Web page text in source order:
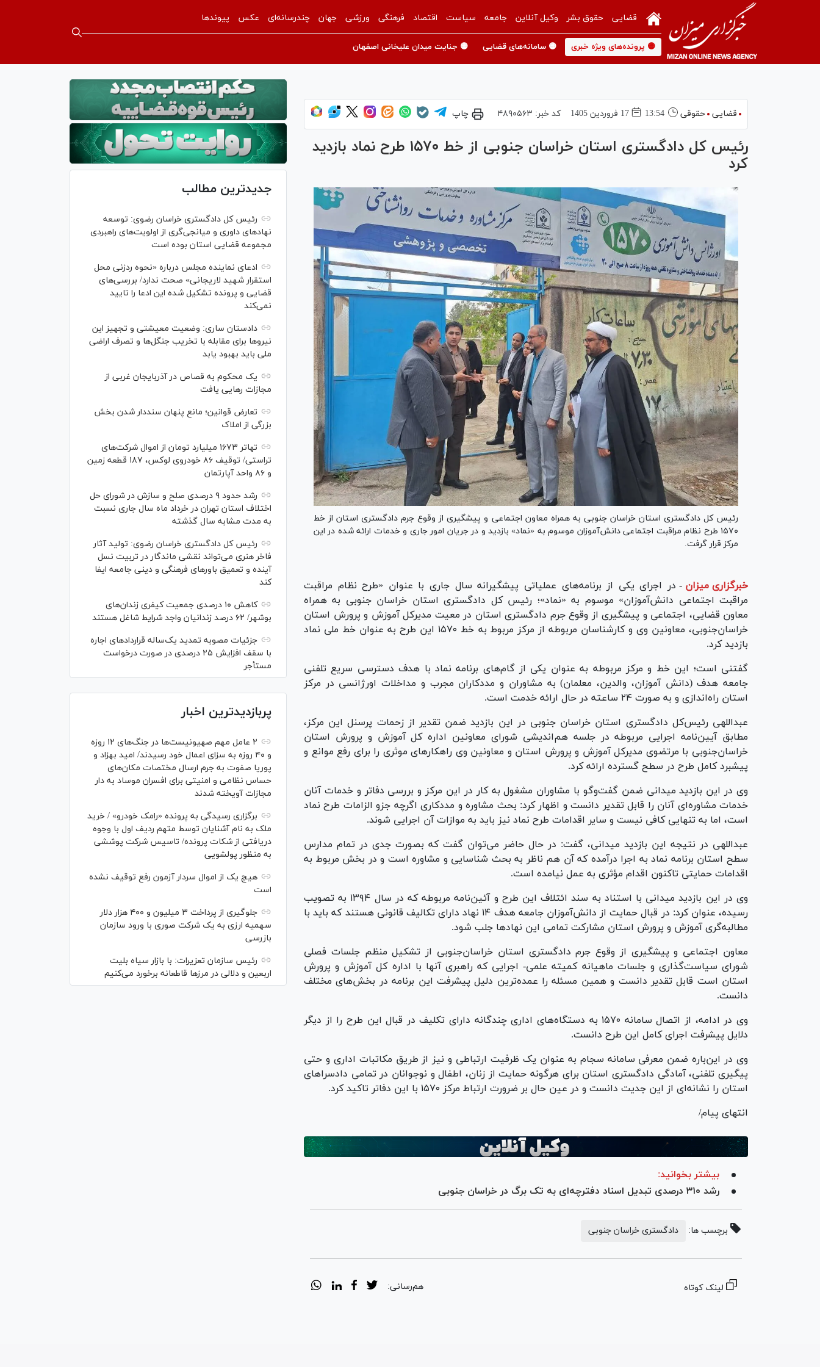
قضایی حقوق بشر وکیل آنلاین جامعه سیاست اقتصاد فرهنگی ورزشی جهان چندرسانه‌ای عکس پیوندها
🟡 پرونده‌های ویژه خبری 🟡 سامانه‌های قضایی 🟡 جنایت میدان علیخانی اصفهان
قضایی حقوقی 13:54 17 فروردين 1405 کد خبر: ۴۸۹۰۵۶۳ چاپ
رئیس کل دادگستری استان خراسان جنوبی از خط ۱۵۷۰ طرح نماد بازدید
کرد
رئیس کل دادگستری استان خراسان جنوبی به همراه معاون اجتماعی و پیشگیری از وقوع جرم دادگستری استان از خط
۱۵۷۰ طرح نظام مراقبت اجتماعی دانش‌آموزان موسوم به «نماد» بازدید و در جریان امور جاری و خدمات ارائه شده در این
مرکز قرار گرفت.
خبرگزاری میزان - در اجرای یکی از برنامه‌های عملیاتی پیشگیرانه سال جاری با عنوان «طرح نظام مراقبت
مراقبت اجتماعی دانش‌آموزان» موسوم به «نماد»؛ رئیس کل دادگستری استان خراسان جنوبی به همراه
معاون قضایی، اجتماعی و پیشگیری از وقوع جرم دادگستری استان در معیت مدیرکل آموزش و پرورش استان
خراسان‌جنوبی، معاونین وی و کارشناسان مربوطه از مرکز مربوط به خط ۱۵۷۰ این طرح به عنوان خط ملی نماد
بازدید کرد.
گفتنی است؛ این خط و مرکز مربوطه به عنوان یکی از گام‌های برنامه نماد با هدف دسترسی سریع تلفنی
جامعه هدف (دانش آموزان، والدین، معلمان) به مشاوران و مددکاران مجرب و مداخلات اورژانسی در مرکز
استان راه‌اندازی و به صورت ۲۴ ساعته در حال ارائه خدمت است.
عبداللهی رئیس‌کل دادگستری استان خراسان جنوبی در این بازدید ضمن تقدیر از زحمات پرسنل این مرکز،
مطابق آیین‌نامه اجرایی مربوطه در جلسه هم‌اندیشی شورای معاونین اداره کل آموزش و پرورش استان
خراسان‌جنوبی با مرتضوی مدیرکل آموزش و پرورش استان و معاونین وی راهکار‌های موثری را برای رفع موانع و
پیشبرد کامل طرح در سطح گسترده ارائه کرد.
وی در این بازدید میدانی ضمن گفت‌و‌گو با مشاوران مشغول به کار در این مرکز و بررسی دفاتر و خدمات آنان
خدمات مشاوره‌ای آنان را قابل تقدیر دانست و اظهار کرد: بحث مشاوره و مددکاری اگرچه جزو الزامات طرح نماد
است، اما به تنهایی کافی نیست و سایر اقدامات طرح نماد نیز باید به موازات آن اجرایی شوند.
عبداللهی در نتیجه این بازدید میدانی، گفت: در حال حاضر می‌توان گفت که بصورت جدی در تمام مدارس
سطح استان برنامه نماد به اجرا درآمده که آن هم ناظر به بحث شناسایی و مشاوره است و در بخش مربوط به
اقدامات حمایتی تاکنون اقدام مؤثری به عمل نیامده است.
وی در این بازدید میدانی با استناد به سند ائتلاف این طرح و آئین‌نامه مربوطه که در سال ۱۳۹۴ به تصویب
رسیده، عنوان کرد: در قبال حمایت از دانش‌آموزان جامعه هدف ۱۴ نهاد دارای تکالیف قانونی هستند که باید با
مطالبه‌گری آموزش و پرورش استان مشارکت تمامی این نهاد‌ها جلب شود.
معاون اجتماعی و پیشگیری از وقوع جرم دادگستری استان خراسان‌جنوبی از تشکیل منظم جلسات فصلی
شورای سیاست‌گذاری و جلسات ماهیانه کمیته علمی- اجرایی که راهبری آنها با اداره کل آموزش و پرورش
استان است قابل تقدیر دانست و همین مسئله را عمده‌ترین دلیل پیشرفت این برنامه در بخش‌های مختلف
دانست.
وی در ادامه، از اتصال سامانه ۱۵۷۰ به دستگاه‌های اداری چندگانه دارای تکلیف در قبال این طرح را از دیگر
دلایل پیشرفت اجرای کامل این طرح دانست.
وی در این‌باره ضمن معرفی سامانه سجام به عنوان یک ظرفیت ارتباطی و نیز از طریق مکاتبات اداری و حتی
پیگیری تلفنی، آمادگی دادگستری استان برای هرگونه حمایت از زنان، اطفال و نوجوانان در تمامی دادسرا‌های
استان را نشانه‌ای از این جدیت دانست و در عین حال بر ضرورت ارتباط مرکز ۱۵۷۰ با این دفاتر تاکید کرد.
انتهای پیام/
بیشتر بخوانید:
رشد ۳۱۰ درصدی تبدیل اسناد دفترچه‌ای به تک برگ در خراسان جنوبی
برچسب ها: دادگستری خراسان جنوبی
لینک کوتاه هم‌رسانی:
جدیدترین مطالب
رئیس کل دادگستری خراسان رضوی: توسعه
نهاد‌های داوری و میانجی‌گری از اولویت‌های راهبردی
مجموعه قضایی استان بوده است
ادعای نماینده مجلس درباره «نحوه ردزنی محل
استقرار شهید لاریجانی» صحت ندارد/ بررسی‌های
قضایی و پرونده تشکیل شده این ادعا را تایید
نمی‌کند
دادستان ساری: وضعیت معیشتی و تجهیز این
نیرو‌ها برای مقابله با تخریب جنگل‌ها و تصرف اراضی
ملی باید بهبود یابد
یک محکوم به قصاص در آذربایجان‌ غربی از
مجازات رهایی یافت
تعارض قوانین؛ مانع پنهان سنددار شدن بخش
بزرگی از املاک
تهاتر ۱۶۷۳ میلیارد تومان از اموال شرکت‌های
تراستی/ توقیف ۸۶ خودروی لوکس، ۱۸۷ قطعه زمین
و ۸۶ واحد آپارتمان
رشد حدود ۹ درصدی صلح و سازش در شورای حل
اختلاف استان تهران در خرداد ماه سال جاری نسبت
به مدت مشابه سال گذشته
رئیس کل دادگستری خراسان رضوی: تولید آثار
فاخر هنری می‌تواند نقشی ماندگار در تربیت نسل
آینده و تعمیق باور‌های فرهنگی و دینی جامعه ایفا
کند
کاهش ۱۰ درصدی جمعیت کیفری زندان‌های
بوشهر/ ۶۲ درصد زندانیان واجد شرایط شاغل هستند
جزئیات مصوبه تمدید یک‌ساله قرارداد‌های اجاره
با سقف افزایش ۲۵ درصدی در صورت درخواست
مستأجر
پربازدیدترین اخبار
۲ عامل مهم صهیونیست‌ها در جنگ‌های ۱۲ روزه
و ۴۰ روزه به سزای اعمال خود رسیدند/ امید بهزاد و
پوریا صفوت به جرم ارسال مختصات مکان‌های
حساس نظامی و امنیتی برای افسران موساد به دار
مجازات آویخته شدند
برگزاری رسیدگی به پرونده «رامک خودرو» / خرید
ملک به نام آشنایان توسط متهم ردیف اول با وجوه
دریافتی از شکات پرونده/ تاسیس شرکت پوششی
به منظور پولشویی
هیچ یک از اموال سردار آزمون رفع توقیف نشده
است
جلوگیری از پرداخت ۳ میلیون و ۴۰۰ هزار دلار
سهمیه ارزی به یک شرکت صوری با ورود سازمان
بازرسی
رئیس سازمان تعزیرات: با بازار سیاه بلیت
اربعین و دلالی در مرز‌ها قاطعانه برخورد می‌کنیم